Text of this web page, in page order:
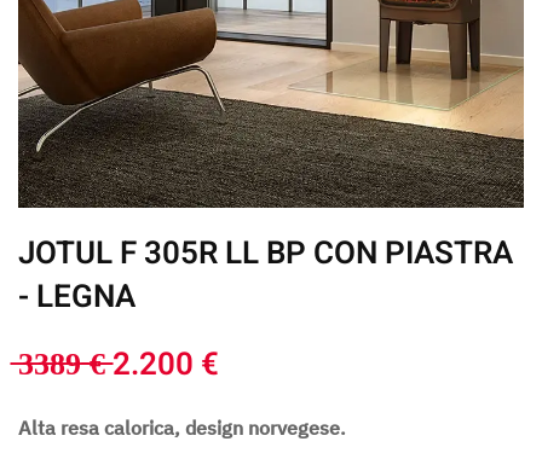
JOTUL F 305R LL BP CON PIASTRA
- LEGNA
̶3̶3̶8̶9̶ ̶€̶ 2.200 €
Alta resa calorica, design norvegese.